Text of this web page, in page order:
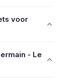
voor
- Le